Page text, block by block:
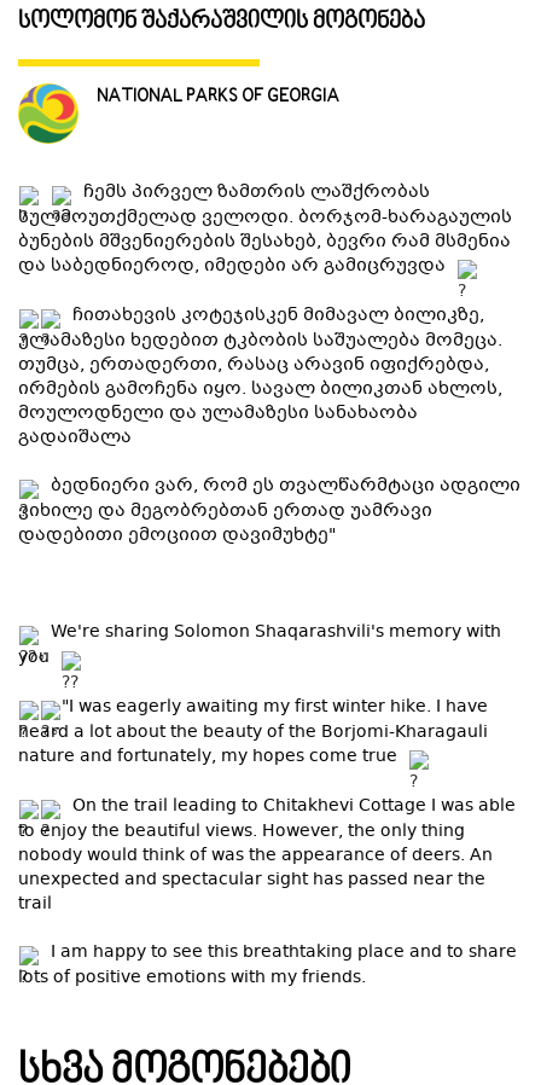
ᲒᲐᲜᲗᲐᲕᲡᲔᲑᲐ ᲓᲐ ᲙᲕᲔᲑᲐ
ᲡᲐᲧᲘᲓᲔᲚᲘ ᲜᲘᲕᲗᲔᲑᲘ
ᲒᲖᲐᲛᲙᲕᲚᲔᲕᲘ
სოლომონ შაქარაშვილის მოგონება
NATIONAL PARKS OF GEORGIA
ჩემს პირველ ზამთრის ლაშქრობას
სულმოუთქმელად ველოდი. ბორჯომ-ხარაგაულის
ბუნების მშვენიერების შესახებ, ბევრი რამ მსმენია
და საბედნიეროდ, იმედები არ გამიცრუვდა
ჩითახევის კოტეჯისკენ მიმავალ ბილიკზე,
ულამაზესი ხედებით ტკბობის საშუალება მომეცა.
თუმცა, ერთადერთი, რასაც არავინ იფიქრებდა,
ირმების გამოჩენა იყო. სავალ ბილიკთან ახლოს,
მოულოდნელი და ულამაზესი სანახაობა
გადაიშალა
ბედნიერი ვარ, რომ ეს თვალწარმტაცი ადგილი
ვიხილე და მეგობრებთან ერთად უამრავი
დადებითი ემოციით დავიმუხტე"
We're sharing Solomon Shaqarashvili's memory with
you
"I was eagerly awaiting my first winter hike. I have
heard a lot about the beauty of the Borjomi-Kharagauli
nature and fortunately, my hopes come true
On the trail leading to Chitakhevi Cottage I was able
to enjoy the beautiful views. However, the only thing
nobody would think of was the appearance of deers. An
unexpected and spectacular sight has passed near the
trail
I am happy to see this breathtaking place and to share
lots of positive emotions with my friends.
ᲡᲮᲕᲐ ᲛᲝᲒᲝᲜᲔᲑᲔᲑᲘ